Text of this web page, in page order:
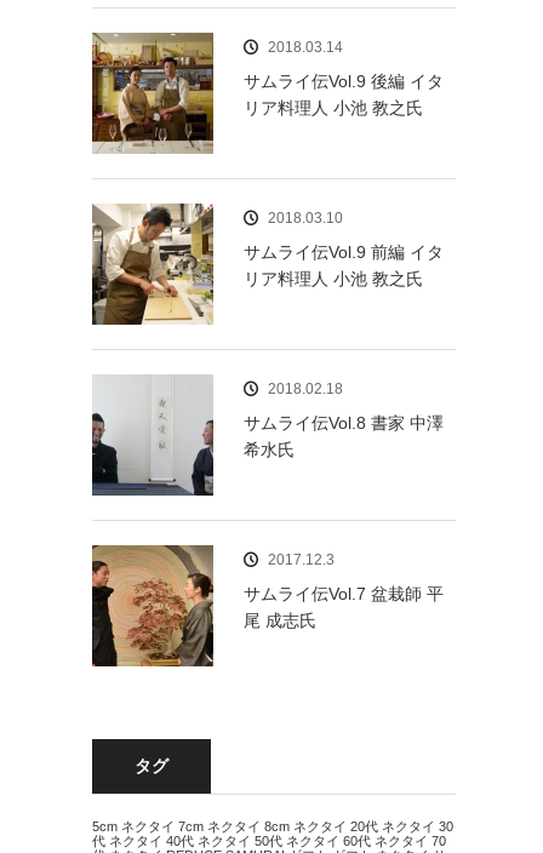
2018.03.14
サムライ伝Vol.9 後編 イタ
リア料理人 小池 教之氏
2018.03.10
サムライ伝Vol.9 前編 イタ
リア料理人 小池 教之氏
2018.02.18
サムライ伝Vol.8 書家 中澤
希水氏
2017.12.3
サムライ伝Vol.7 盆栽師 平
尾 成志氏
タグ
5cm ネクタイ 7cm ネクタイ 8cm ネクタイ 20代 ネクタイ 30
代 ネクタイ 40代 ネクタイ 50代 ネクタイ 60代 ネクタイ 70